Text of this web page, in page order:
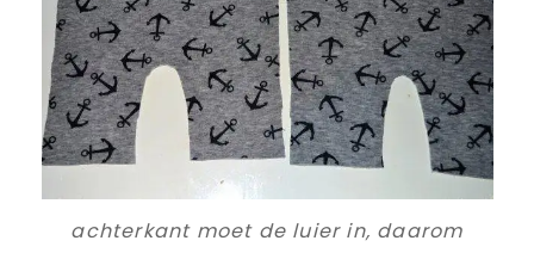
achterkant moet de luier in, daarom